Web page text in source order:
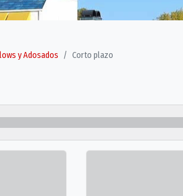
y Adosados Corto plazo